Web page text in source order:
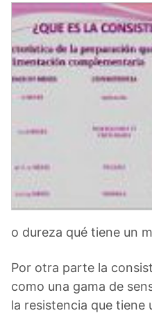
o dureza qué tiene un
Por otra parte la
como una gama de
la resistencia que tiene